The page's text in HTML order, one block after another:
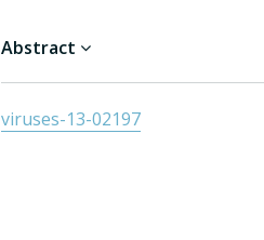
Abstract
viruses-13-02197